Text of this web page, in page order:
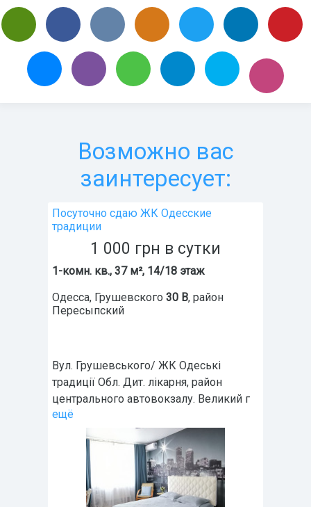
Возможно вас
заинтересует:
Посуточно сдаю ЖК Одесские
традиции
1 000 грн в сутки
1-комн. кв., 37 м², 14/18 этаж
Одесса, Грушевского 30 В, район
Пересыпский
Вул. Грушевського/ ЖК Одеські
традиції Обл. Дит. лікарня, район
центрального автовокзалу. Великий г
ещё